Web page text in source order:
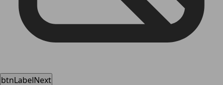
btnLabelNext